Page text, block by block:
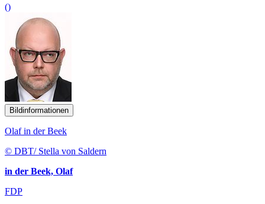
()
Bildinformationen
Olaf in der Beek
© DBT/ Stella von Saldern
in der Beek, Olaf
FDP